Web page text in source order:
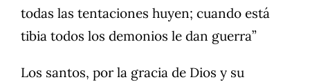
todas las tentaciones huyen; cuando está
tibia todos los demonios le dan guerra”
Los santos, por la gracia de Dios y su